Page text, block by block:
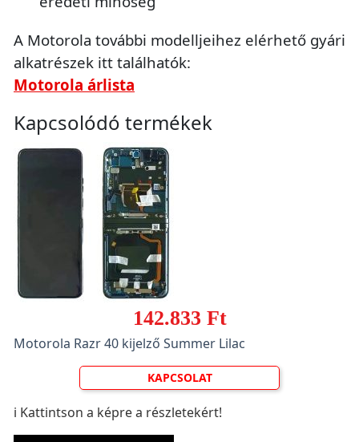
A Motorola további modelljeihez elérhető gyári
alkatrészek itt találhatók:
Motorola árlista
Kapcsolódó termékek
142.833 Ft
Motorola Razr 40 kijelző Summer Lilac
KAPCSOLAT
ℹ️ Kattintson a képre a részletekért!